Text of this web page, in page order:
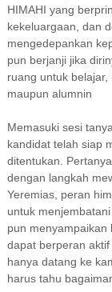
HIMAHI yang
kekeluargaan, dan
mengedepankan
pun berjanji jika
ruang untuk
maupun alumnin
Memasuki sesi
kandidat telah siap
ditentukan.
dengan langkah
Yeremias, peran
untuk
pun menyampaikan
dapat berperan
hanya datang ke
harus tahu